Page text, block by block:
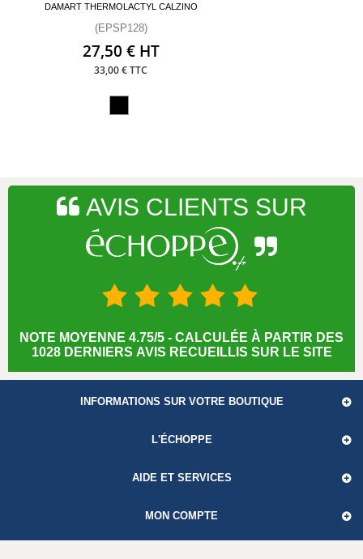
DAMART THERMOLACTYL CALZINO
(EPSP128)
27,50 € HT
33,00 € TTC
NOTE MOYENNE 4.75/5 - CALCULÉE À PARTIR DES
1028 DERNIERS AVIS RECUEILLIS SUR LE SITE
INFORMATIONS SUR VOTRE BOUTIQUE
L'ÉCHOPPE
AIDE ET SERVICES
MON COMPTE